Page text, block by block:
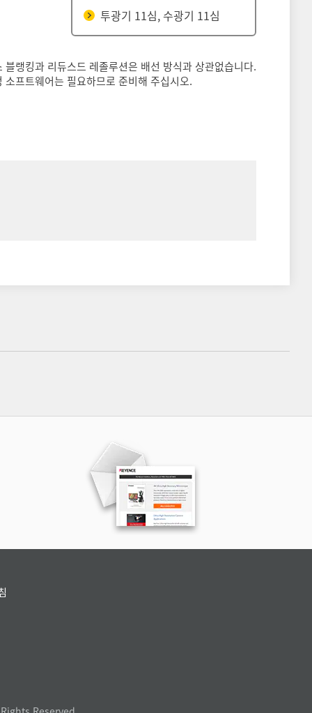
투광기 11심, 수광기 11심
블랭킹과 리듀스드 레졸루션은 배선 방식과 상관없습니다.
소프트웨어는 필요하므로 준비해 주십시오.